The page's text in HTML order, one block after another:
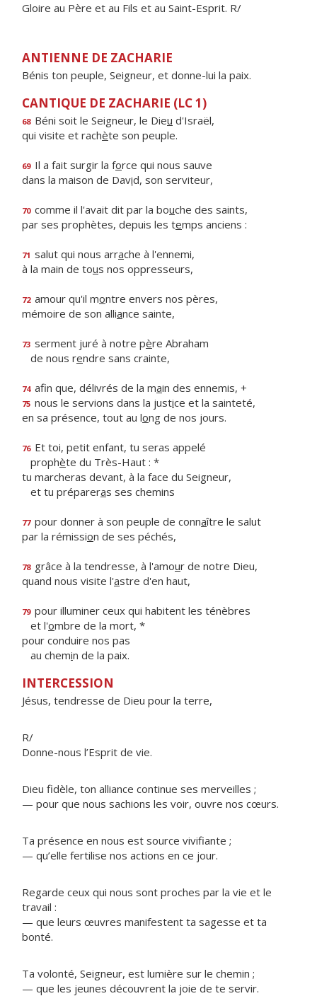
Gloire au Père et au Fils et au Saint-Esprit. R/
ANTIENNE DE ZACHARIE
Bénis ton peuple, Seigneur, et donne-lui la paix.
CANTIQUE DE ZACHARIE (LC 1)
68 Béni soit le Seigneur, le Dieu d'Israël,
qui visite et rachète son peuple.
69 Il a fait surgir la force qui nous sauve
dans la maison de David, son serviteur,
70 comme il l'avait dit par la bouche des saints,
par ses prophètes, depuis les temps anciens :
71 salut qui nous arrache à l'ennemi,
à la main de tous nos oppresseurs,
72 amour qu'il montre envers nos pères,
mémoire de son alliance sainte,
73 serment juré à notre père Abraham
de nous rendre sans crainte,
74 afin que, délivrés de la main des ennemis, +
75 nous le servions dans la justice et la sainteté,
en sa présence, tout au long de nos jours.
76 Et toi, petit enfant, tu seras appelé
prophète du Très-Haut : *
tu marcheras devant, à la face du Seigneur,
et tu prépareras ses chemins
77 pour donner à son peuple de connaître le salut
par la rémission de ses péchés,
78 grâce à la tendresse, à l'amour de notre Dieu,
quand nous visite l'astre d'en haut,
79 pour illuminer ceux qui habitent les ténèbres
et l'ombre de la mort, *
pour conduire nos pas
au chemin de la paix.
INTERCESSION
Jésus, tendresse de Dieu pour la terre,
R/
Donne-nous l’Esprit de vie.
Dieu fidèle, ton alliance continue ses merveilles ;
— pour que nous sachions les voir, ouvre nos cœurs.
Ta présence en nous est source vivifiante ;
— qu’elle fertilise nos actions en ce jour.
Regarde ceux qui nous sont proches par la vie et le
travail :
— que leurs œuvres manifestent ta sagesse et ta
bonté.
Ta volonté, Seigneur, est lumière sur le chemin ;
— que les jeunes découvrent la joie de te servir.